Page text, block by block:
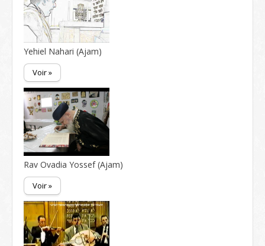
Yehiel Nahari (Ajam)
Voir »
Rav Ovadia Yossef (Ajam)
Voir »